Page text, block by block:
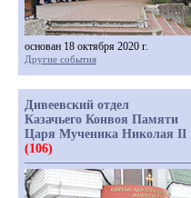
основан 18 октября 2020 г.
Другие события
Дивеевский отдел
Казачьего Конвоя Памяти
Царя Мученика Николая II
(106)